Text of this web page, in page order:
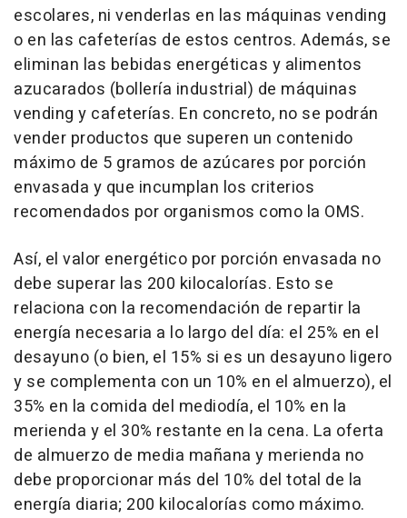
escolares, ni venderlas en las máquinas vending
o en las cafeterías de estos centros. Además, se
eliminan las bebidas energéticas y alimentos
azucarados (bollería industrial) de máquinas
vending y cafeterías. En concreto, no se podrán
vender productos que superen un contenido
máximo de 5 gramos de azúcares por porción
envasada y que incumplan los criterios
recomendados por organismos como la OMS.
Así, el valor energético por porción envasada no
debe superar las 200 kilocalorías. Esto se
relaciona con la recomendación de repartir la
energía necesaria a lo largo del día: el 25% en el
desayuno (o bien, el 15% si es un desayuno ligero
y se complementa con un 10% en el almuerzo), el
35% en la comida del mediodía, el 10% en la
merienda y el 30% restante en la cena. La oferta
de almuerzo de media mañana y merienda no
debe proporcionar más del 10% del total de la
energía diaria; 200 kilocalorías como máximo.